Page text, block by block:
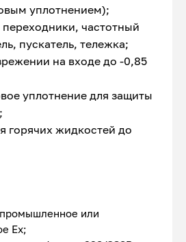
уплотнением);
частотный
пускатель, тележка;
на входе до -0,85
уплотнение для защиты
горячих жидкостей до
или
Ex;